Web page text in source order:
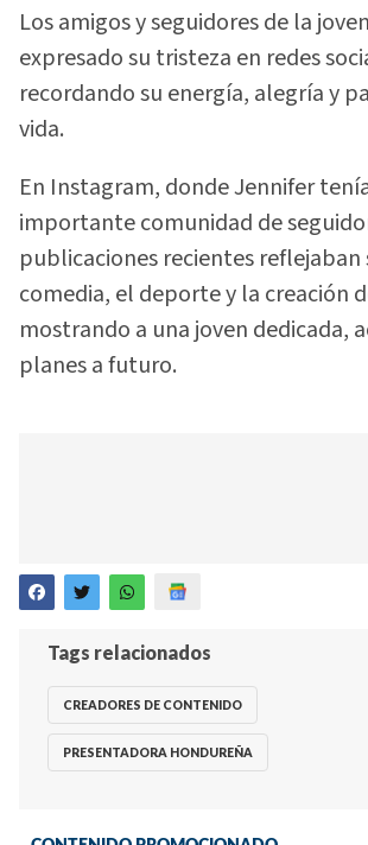
Los amigos y seguidores de la
expresado su tristeza en redes
recordando su energía, alegría y
vida.
En Instagram, donde Jennifer
importante comunidad de
publicaciones recientes
comedia, el deporte y la creación
mostrando a una joven dedicada,
planes a futuro.
Tags relacionados
CREADORES DE CONTENIDO
PRESENTADORA HONDUREÑA